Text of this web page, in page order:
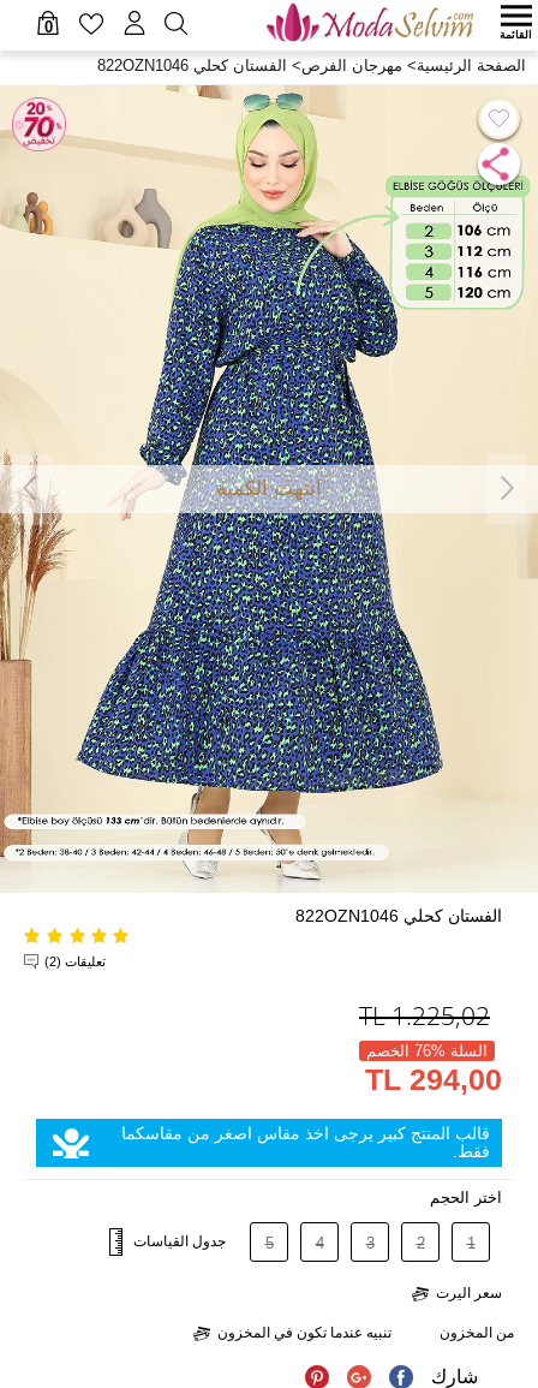
0 القائمة
الصفحة الرئيسية> مهرجان الفرص> الفستان كحلي 822OZN1046
انتهت الكمية
الفستان كحلي 822OZN1046
تعليقات (2)
1.225,02
TL
السلة %76 الخصم
294,00 TL
قالب المنتج كبير يرجى اخذ مقاس اصغر من مقاسكما
فقط.
اختر الحجم
1
2
3
4
5 جدول القياسات
سعر اليرت
من المخزون تنبيه عندما تكون في المخزون
شارك